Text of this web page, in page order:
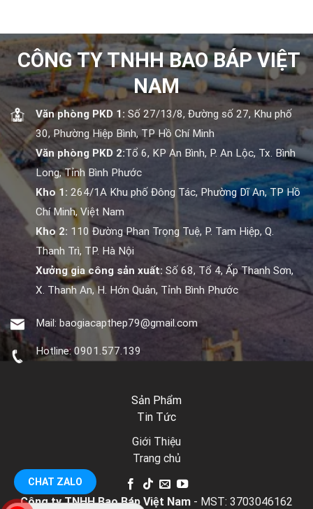
CÔNG TY TNHH BAO BÁP VIỆT
NAM
Văn phòng PKD 1: Số 27/13/8, Đường số 27, Khu phố
30, Phường Hiệp Bình, TP Hồ Chí Minh
Văn phòng PKD 2:Tổ 6, KP An Bình, P. An Lộc, Tx. Bình
Long, Tỉnh Bình Phước
Kho 1: 264/1A Khu phố Đông Tác, Phường Dĩ An, TP Hồ
Chí Minh, Việt Nam
Kho 2: 110 Đường Phan Trọng Tuệ, P. Tam Hiệp, Q.
Thanh Trì, TP. Hà Nội
Xưởng gia công sản xuất: Số 68, Tổ 4, Ấp Thanh Sơn,
X. Thanh An, H. Hớn Quản, Tỉnh Bình Phước
Mail: baogiacapthep79@gmail.com
Hotline:0901.577.139
Sản Phẩm
Tin Tức
Giới Thiệu
Trang chủ
Công ty TNHH Bao Báp Việt Nam - MST: 3703046162
CHAT ZALO